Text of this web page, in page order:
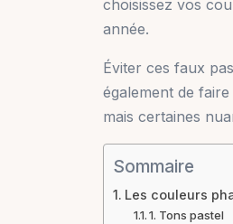
choisissez vos
année.
Éviter ces faux
également de
mais certaines
Sommaire
Les couleurs
1. Tons pastel